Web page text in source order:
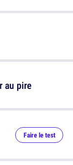
au pire
Faire le test